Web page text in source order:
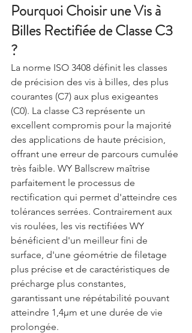
Pourquoi Choisir une Vis à
Billes Rectifiée de Classe C3
?
La norme ISO 3408 définit les classes
de précision des vis à billes, des plus
courantes (C7) aux plus exigeantes
(C0). La classe C3 représente un
excellent compromis pour la majorité
des applications de haute précision,
offrant une erreur de parcours cumulée
très faible. WY Ballscrew maîtrise
parfaitement le processus de
rectification qui permet d'atteindre ces
tolérances serrées. Contrairement aux
vis roulées, les vis rectifiées WY
bénéficient d'un meilleur fini de
surface, d'une géométrie de filetage
plus précise et de caractéristiques de
précharge plus constantes,
garantissant une répétabilité pouvant
atteindre 1,4μm et une durée de vie
prolongée.